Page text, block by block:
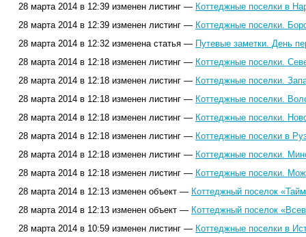
28 марта 2014 в 12:39 изменен листинг — Коттеджные поселки в
28 марта 2014 в 12:39 изменен листинг — Коттеджные поселки.
28 марта 2014 в 12:32 изменена статья — Путевые заметки. День
28 марта 2014 в 12:18 изменен листинг — Коттеджные поселки.
28 марта 2014 в 12:18 изменен листинг — Коттеджные поселки.
28 марта 2014 в 12:18 изменен листинг — Коттеджные поселки.
28 марта 2014 в 12:18 изменен листинг — Коттеджные поселки.
28 марта 2014 в 12:18 изменен листинг — Коттеджные поселки в
28 марта 2014 в 12:18 изменен листинг — Коттеджные поселки.
28 марта 2014 в 12:18 изменен листинг — Коттеджные поселки.
28 марта 2014 в 12:13 изменен объект — Коттеджный поселок
28 марта 2014 в 12:13 изменен объект — Коттеджный поселок
28 марта 2014 в 10:59 изменен листинг — Коттеджные поселки в